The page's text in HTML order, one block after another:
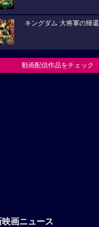
キングダム 大将軍の帰還
動画配信作品をチェック
映画ニュース